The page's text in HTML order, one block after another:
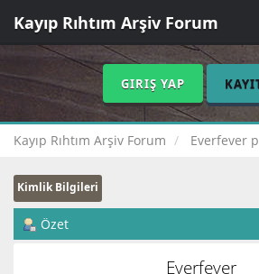
Kayıp Rıhtım Arşiv Forum
GIRIŞ YAP
Kayıp Rıhtım Arşiv Forum Everfever
Kimlik Bilgileri
Özet
Everfever